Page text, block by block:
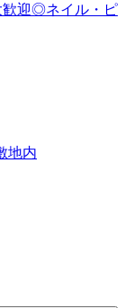
歓迎◎ネイル・ピ
地内